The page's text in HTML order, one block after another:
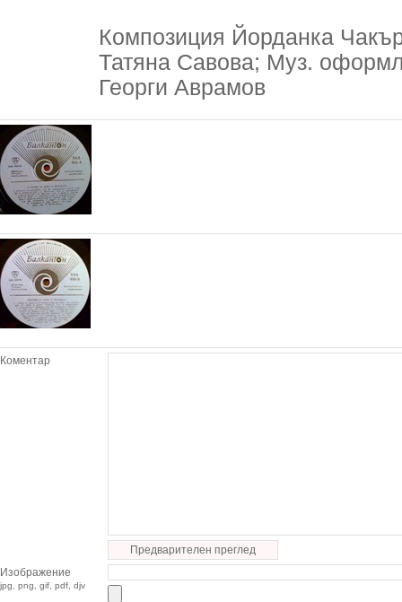
Композиция Йорданка
Татяна Савова; Муз.
Георги Аврамов
Коментар
Предварителен преглед
Изображение
jpg, png, gif, pdf, djv